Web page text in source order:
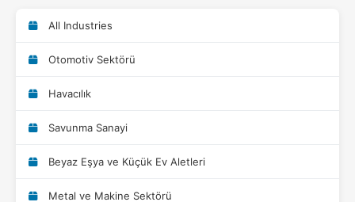
All Industries
Otomotiv Sektörü
Havacılık
Savunma Sanayi
Beyaz Eşya ve Küçük Ev Aletleri
Metal ve Makine Sektörü